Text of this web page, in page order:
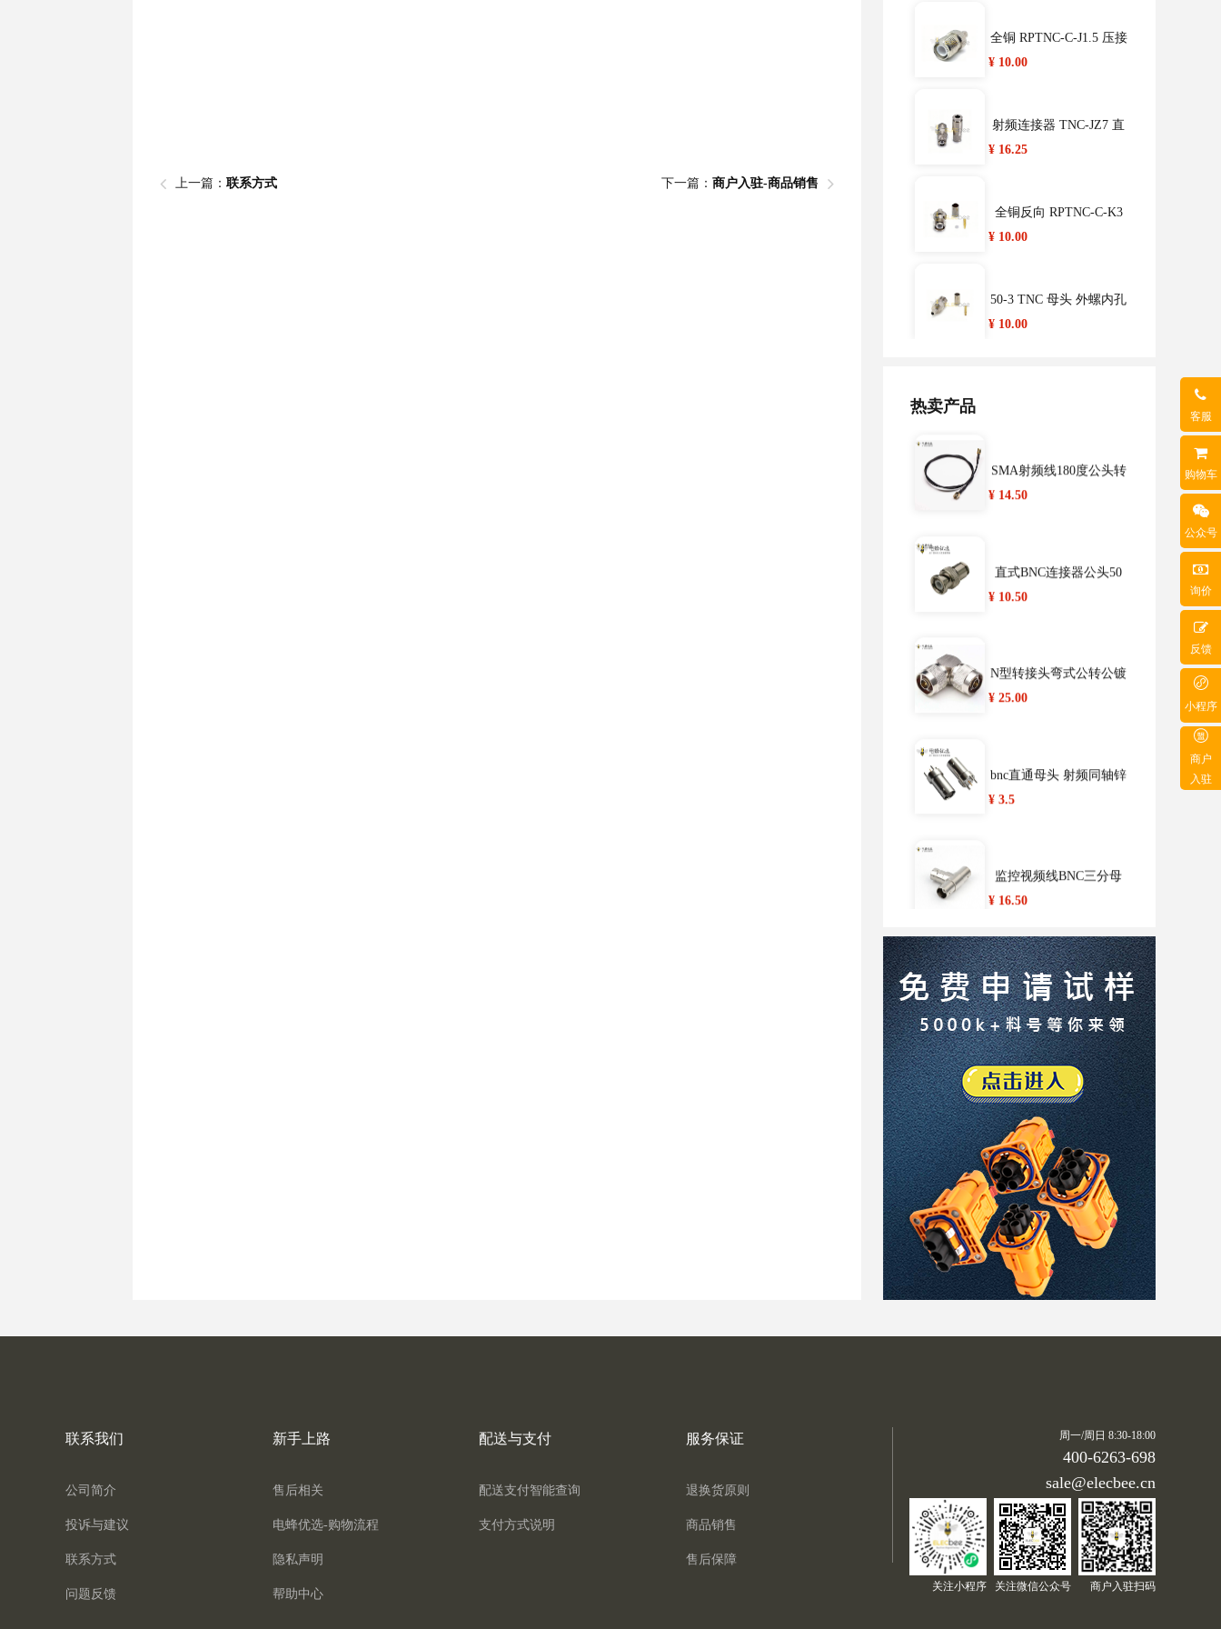
上一篇： 联系方式 下一篇： 商户入驻-商品销售
全铜 RPTNC-C-J1.5 压接
型 TNC公头（内螺内
¥ 10.00
射频连接器 TNC-JZ7 直
公头 接50-7线 7DFB LM
¥ 16.25
全铜反向 RPTNC-C-K3
压接型TNC母头（外螺
¥ 10.00
50-3 TNC 母头 外螺内孔
标准母头 TNC-C-K3 压
¥ 10.00
热卖产品
新国标交流充电枪16A/3
6A/32A/63A
V明装插座2P+E
¥ 68.60
SMA射频线180度公头转
SMA公头组装线材黑色3
¥ 14.50
直式BNC连接器公头50
欧姆锌合金接SYV-50-50
¥ 10.50
N型转接头弯式公转公镀
¥ 25.00
bnc直通母头 射频同轴锌
¥ 3.5
监控视频线BNC三分母
头T型视频信号分配Q9母
¥ 16.50
smb pcb连接器公头弯式9
0度镀金50欧姆(定制版)
¥ 9.30
BNC直式公头50欧姆锌
合金接SYV-50-7-1同轴
电缆
¥ 10.50
电动汽车充电器电池充
电器充电枪新能源汽车
供电设备接CEE电源插头
¥ 3496.00
新国标交流充电枪16A/3
2A GB/T20234 7孔桩端
TYP1192蓝色IP67防水工
业连接器3芯欧标16A230
V明装插座2P+E
¥ 68.60
LP12航空插头插座 2芯
联系我们
公司简介
投诉与建议
联系方式
问题反馈
新手上路
售后相关
电蜂优选-购物流程
隐私声明
帮助中心
配送与支付
配送支付智能查询
支付方式说明
服务保证
退换货原则
商品销售
售后保障
周一/周日 8:30-18:00
400-6263-698
sale@elecbee.cn
关注小程序 关注微信公众号 商户入驻扫码
客服
购物车
公众号
询价
反馈
小程序
商户
入驻